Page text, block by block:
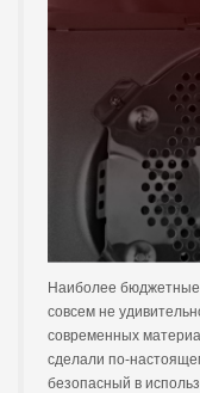
Наиболее бюджетные
совсем не
современных
сделали по-
безопасный в